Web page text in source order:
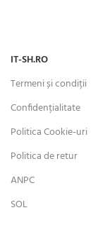
IT-SH.RO
Termeni și condiții
Confidențialitate
Politica Cookie-uri
Politica de retur
ANPC
SOL